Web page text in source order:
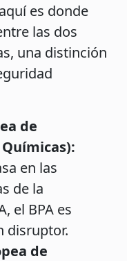
es donde
las dos
una distinción
de
en las
de la
el BPA es
disruptor.
de